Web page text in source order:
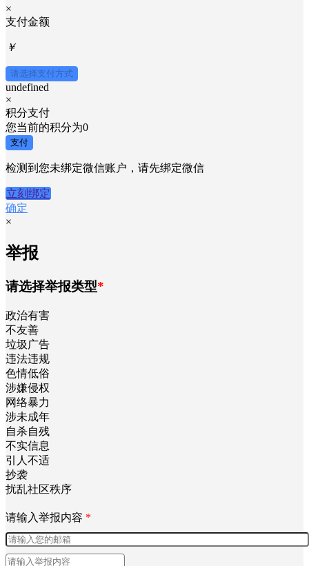
×
支付金额
￥
请选择支付方式
undefined
×
积分支付
您当前的积分为0
支付
检测到您未绑定微信账户，请先绑定微信
立刻绑定
确定
×
举报
请选择举报类型*
政治有害
不友善
垃圾广告
违法违规
色情低俗
涉嫌侵权
网络暴力
涉未成年
自杀自残
不实信息
引人不适
抄袭
扰乱社区秩序
请输入举报内容 *